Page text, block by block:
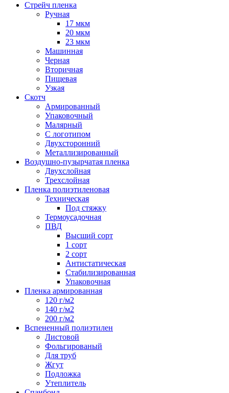
Стрейч пленка
Ручная
17 мкм
20 мкм
23 мкм
Машинная
Черная
Вторичная
Пищевая
Узкая
Скотч
Армированный
Упаковочный
Малярный
С логотипом
Двухсторонний
Металлизированный
Воздушно-пузырчатая пленка
Двухслойная
Трехслойная
Пленка полиэтиленовая
Техническая
Под стяжку
Термоусадочная
ПВД
Высший сорт
1 сорт
2 сорт
Антистатическая
Стабилизированная
Упаковочная
Пленка армированная
120 г/м2
140 г/м2
200 г/м2
Вспененный полиэтилен
Листовой
Фольгированый
Для труб
Жгут
Подложка
Утеплитель